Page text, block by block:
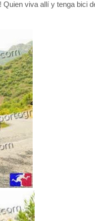
viva allí y tenga bici